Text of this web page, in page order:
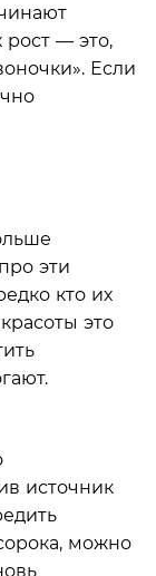
рост — это,
Если
эти
кто их
это
источник
можно